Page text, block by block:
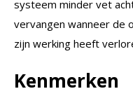
systeem minder vet
vervangen wanneer de
zijn werking heeft
Kenmerken